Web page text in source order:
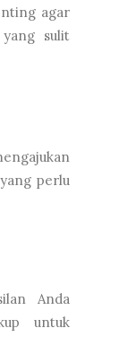
agar
sulit
perlu
Anda
untuk